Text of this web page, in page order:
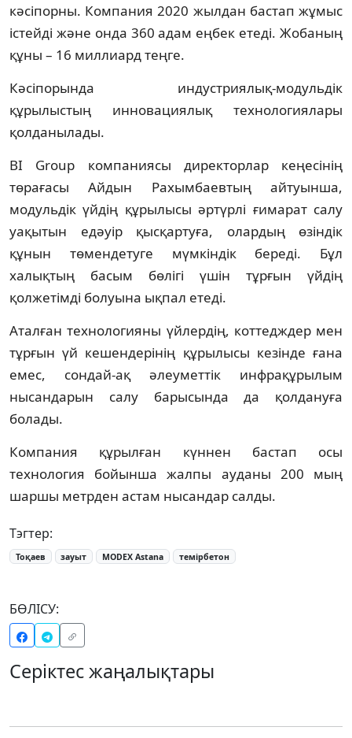
кәсіпорны. Компания 2020 жылдан бастап жұмыс
істейді және онда 360 адам еңбек етеді. Жобаның
құны – 16 миллиард теңге.
Кәсіпорында индустриялық-модульдік
құрылыстың инновациялық технологиялары
қолданылады.
BI Group компаниясы директорлар кеңесінің
төрағасы Айдын Рахымбаевтың айтуынша,
модульдік үйдің құрылысы әртүрлі ғимарат салу
уақытын едәуір қысқартуға, олардың өзіндік
құнын төмендетуге мүмкіндік береді. Бұл
халықтың басым бөлігі үшін тұрғын үйдің
қолжетімді болуына ықпал етеді.
Аталған технологияны үйлердің, коттедждер мен
тұрғын үй кешендерінің құрылысы кезінде ғана
емес, сондай-ақ әлеуметтік инфрақұрылым
нысандарын салу барысында да қолдануға
болады.
Компания құрылған күннен бастап осы
технология бойынша жалпы ауданы 200 мың
шаршы метрден астам нысандар салды.
Тэгтер:
Тоқаев зауыт MODEХ Astana темірбетон
БӨЛІСУ:
Серіктес жаңалықтары